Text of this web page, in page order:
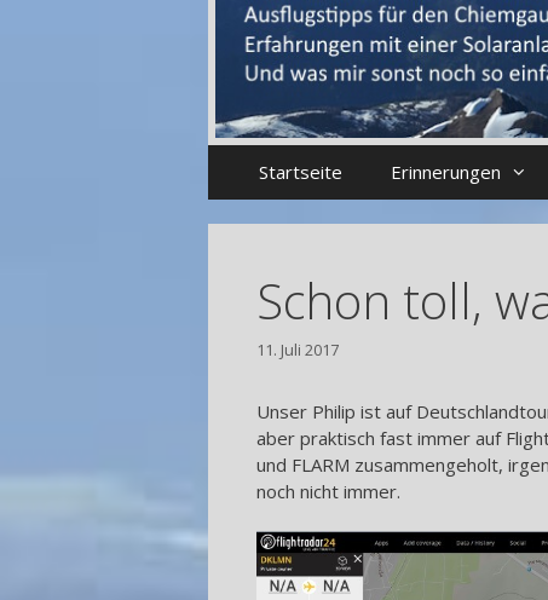
Startseite Erinnerungen
Schon toll,
11. Juli 2017
Unser Philip ist auf
aber praktisch fast immer auf
und FLARM zusammengeholt,
noch nicht immer.